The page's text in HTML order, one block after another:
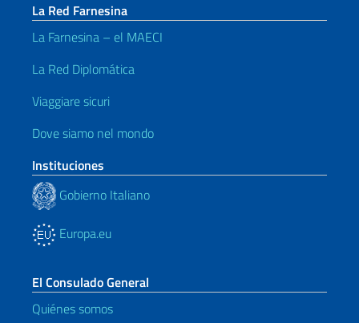
La Red Farnesina
La Farnesina – el MAECI
La Red Diplomática
Viaggiare sicuri
Dove siamo nel mondo
Instituciones
Gobierno Italiano
Europa.eu
El Consulado General
Quiénes somos